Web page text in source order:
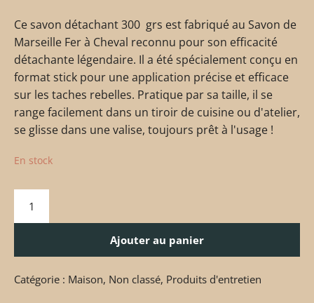
Ce savon détachant 300 grs est fabriqué au Savon de
Marseille Fer à Cheval reconnu pour son efficacité
détachante légendaire. Il a été spécialement conçu en
format stick pour une application précise et efficace
sur les taches rebelles. Pratique par sa taille, il se
range facilement dans un tiroir de cuisine ou d'atelier,
se glisse dans une valise, toujours prêt à l'usage !
En stock
Ajouter au panier
Catégorie : Maison, Non classé, Produits d'entretien